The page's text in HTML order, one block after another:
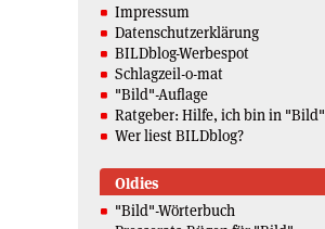
Impressum
Datenschutzerklärung
BILDblog-Werbespot
Schlagzeil-o-mat
"Bild"-Auflage
Ratgeber: Hilfe, ich bin in "Bild"
Wer liest BILDblog?
Oldies
"Bild"-Wörterbuch